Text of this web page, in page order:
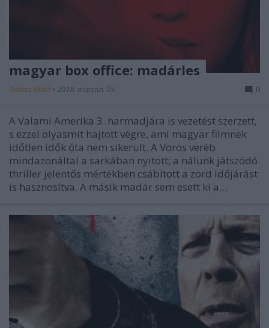
magyar box office: madárles
Takács Máté • 2018. március 05. 0
A Valami Amerika 3. harmadjára is vezetést szerzett,
s ezzel olyasmit hajtott végre, ami magyar filmnek
időtlen idők óta nem sikerült. A Vörös veréb
mindazonáltal a sarkában nyitott; a nálunk játszódó
thriller jelentős mértékben csábított a zord időjárást
is hasznosítva. A másik madár sem esett ki a…